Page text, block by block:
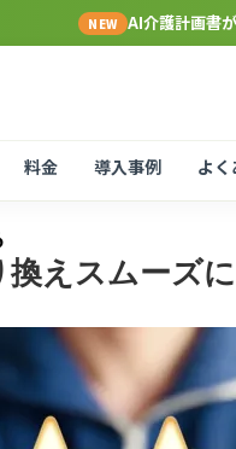
NEW AI介護計画書
料金 導入事例 よ
えスムーズ